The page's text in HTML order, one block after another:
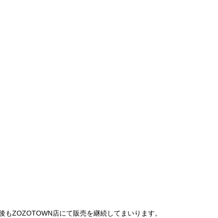
ZOZOTOWN店にて販売を継続してまいります。